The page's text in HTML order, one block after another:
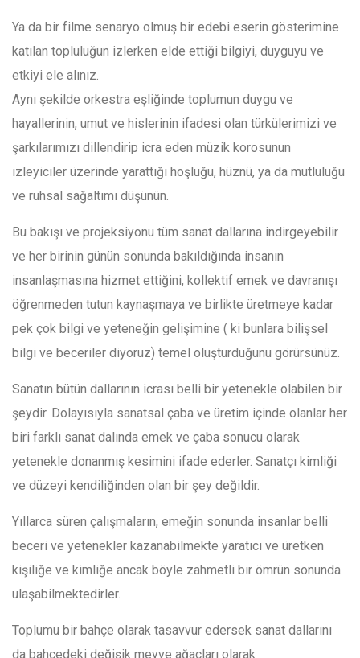
Ya da bir filme senaryo olmuş bir edebi eserin gösterimine
katılan topluluğun izlerken elde ettiği bilgiyi, duyguyu ve
etkiyi ele alınız.
Aynı şekilde orkestra eşliğinde toplumun duygu ve
hayallerinin, umut ve hislerinin ifadesi olan türkülerimizi ve
şarkılarımızı dillendirip icra eden müzik korosunun
izleyiciler üzerinde yarattığı hoşluğu, hüznü, ya da mutluluğu
ve ruhsal sağaltımı düşünün.
Bu bakışı ve projeksiyonu tüm sanat dallarına indirgeyebilir
ve her birinin günün sonunda bakıldığında insanın
insanlaşmasına hizmet ettiğini, kollektif emek ve davranışı
öğrenmeden tutun kaynaşmaya ve birlikte üretmeye kadar
pek çok bilgi ve yeteneğin gelişimine ( ki bunlara bilişsel
bilgi ve beceriler diyoruz) temel oluşturduğunu görürsünüz.
Sanatın bütün dallarının icrası belli bir yetenekle olabilen bir
şeydir. Dolayısıyla sanatsal çaba ve üretim içinde olanlar her
biri farklı sanat dalında emek ve çaba sonucu olarak
yetenekle donanmış kesimini ifade ederler. Sanatçı kimliği
ve düzeyi kendiliğinden olan bir şey değildir.
Yıllarca süren çalışmaların, emeğin sonunda insanlar belli
beceri ve yetenekler kazanabilmekte yaratıcı ve üretken
kişiliğe ve kimliğe ancak böyle zahmetli bir ömrün sonunda
ulaşabilmektedirler.
Toplumu bir bahçe olarak tasavvur edersek sanat dallarını
da bahçedeki değişik meyve ağaçları olarak